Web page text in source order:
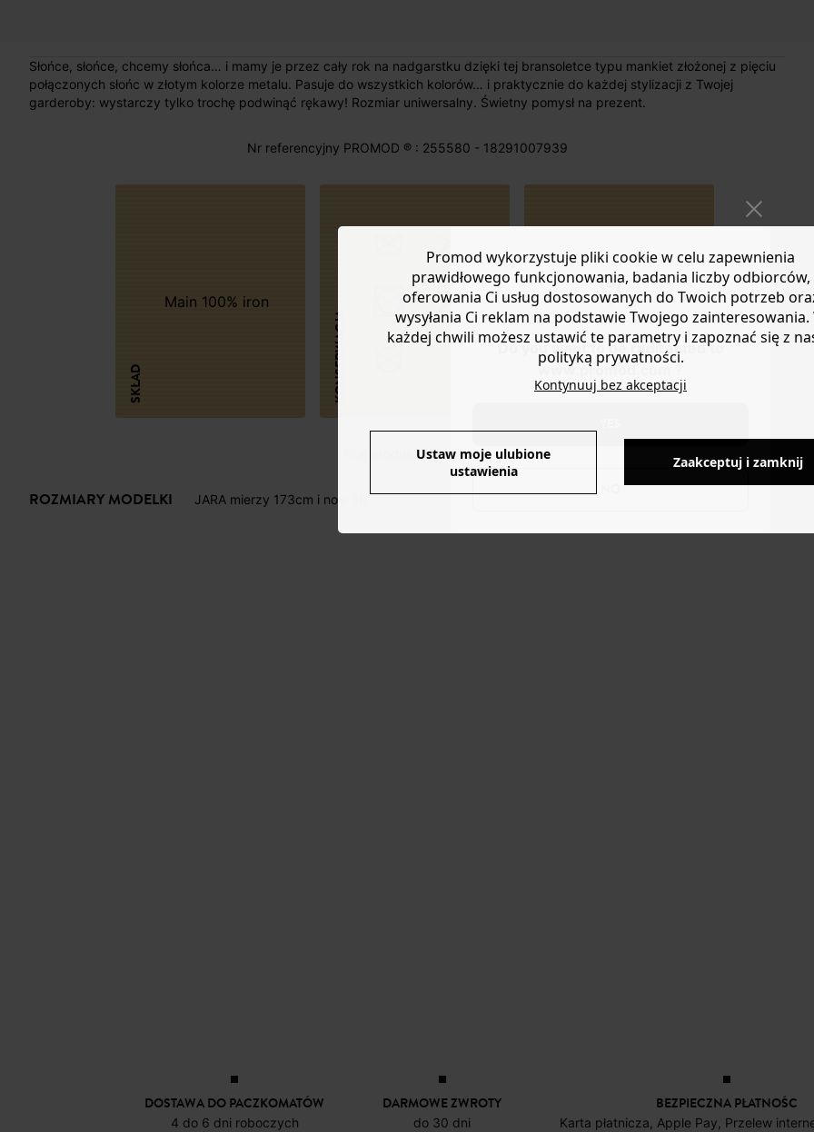
Do you want to be redirected to
www.promod.com ?
Słońce, słońce, chcemy słońca… i mamy je przez cały rok na nadgarstku dzięki tej bransoletce typu mankiet złożonej z pięciu
połączonych słońc w złotym kolorze metalu. Pasuje do wszystkich kolorów… i praktycznie do każdej stylizacji z Twojej
garderoby: wystarczy tylko trochę podwinąć rękawy! Rozmiar uniwersalny. Świetny pomysł na prezent.
Nr referencyjny PROMOD ® : 255580 - 18291007939
SKŁAD
Main 100% iron
KONSERWACJA WYMIARY
Width approx
3cm. Wrist
approx 18cm.
Kraj produkcji: Chiny.
ROZMIARY MODELKI JARA mierzy 173cm i nosi 36.
DOSTAWA DO PACZKOMATÓW
4 do 6 dni roboczych
DARMOWE ZWROTY
do 30 dni
BEZPIECZNA PŁATNOŚC
Karta płatnicza, Apple Pay, Przelew
Promod wykorzystuje pliki cookie w celu zapewnienia
prawidłowego funkcjonowania, badania liczby odbiorców,
oferowania Ci usług dostosowanych do Twoich potrzeb
wysyłania Ci reklam na podstawie Twojego zainteresowania.
każdej chwili możesz ustawić te parametry i zapoznać się z
polityką prywatności.
Kontynuuj bez akceptacji
Ustaw moje ulubione
ustawienia
Zaakceptuj i zamknij